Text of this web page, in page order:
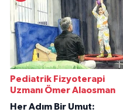
Pediatrik Fizyoterapi
Uzmanı Ömer Alaosman
Her Adım Bir Umut: